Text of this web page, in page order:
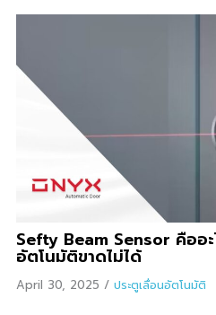
Sefty Beam Sensor คืออะ
อัตโนมัติขาดไม่ได้
April 30, 2025 / ประตูเลื่อนอัตโนมัติ